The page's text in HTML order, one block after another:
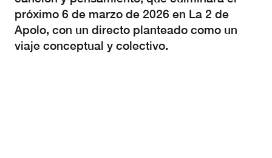
próximo 6 de marzo de 2026 en La 2 de
Apolo, con un directo planteado como un
viaje conceptual y colectivo.